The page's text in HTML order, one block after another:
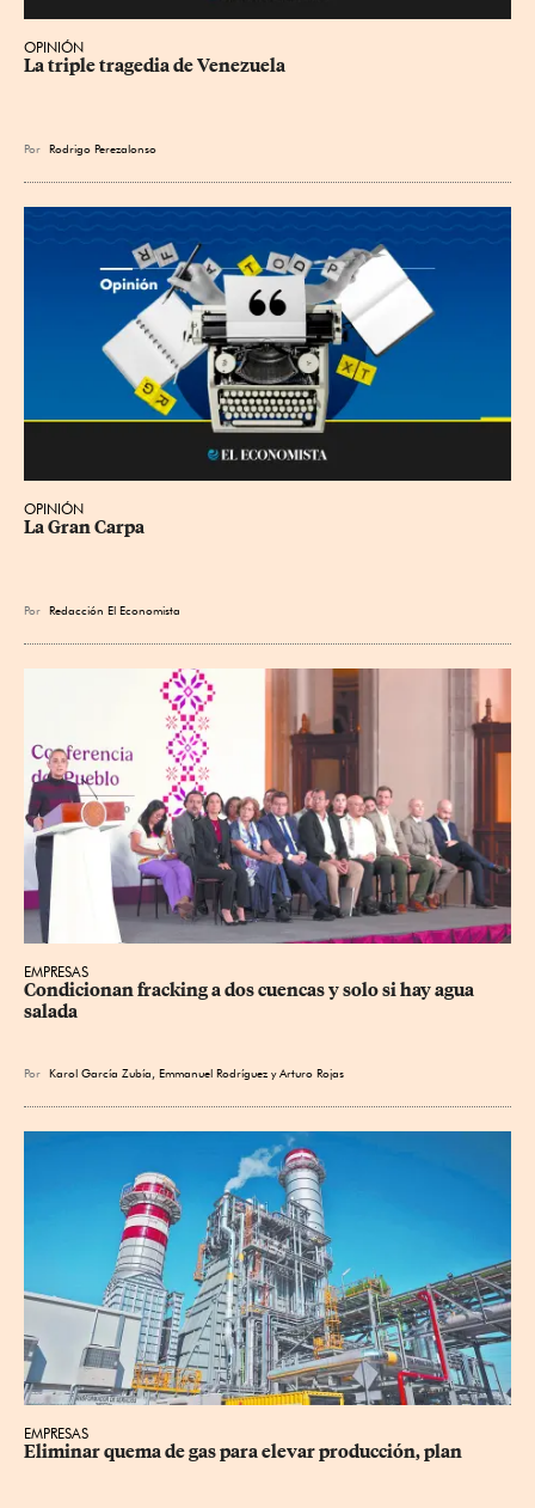
OPINIÓN
La triple tragedia de Venezuela
Por Rodrigo Perezalonso
OPINIÓN
La Gran Carpa
Por Redacción El Economista
EMPRESAS
Condicionan fracking a dos cuencas y solo si hay agua
salada
Por Karol García Zubía Emmanuel Rodríguez yArturo Rojas
EMPRESAS
Eliminar quema de gas para elevar producción, plan